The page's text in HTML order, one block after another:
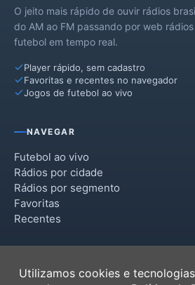
Vila Maria
O jeito mais rápido de ouvir rádios
do AM ao FM passando por web
futebol em tempo real.
Player rápido, sem cadastro
Favoritas e recentes no navegador
Jogos de futebol ao vivo
NAVEGAR
Futebol ao vivo
Rádios por cidade
Rádios por segmento
Favoritas
Recentes
Utilizamos cookies e